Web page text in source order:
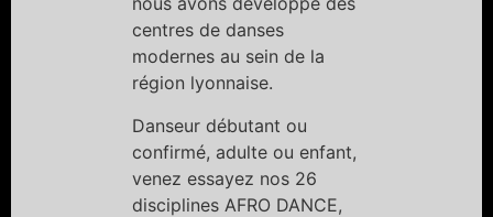
centres de danses
modernes au sein de la
région lyonnaise.
Danseur débutant ou
confirmé, adulte ou enfant,
venez essayez nos 26
disciplines AFRO DANCE,